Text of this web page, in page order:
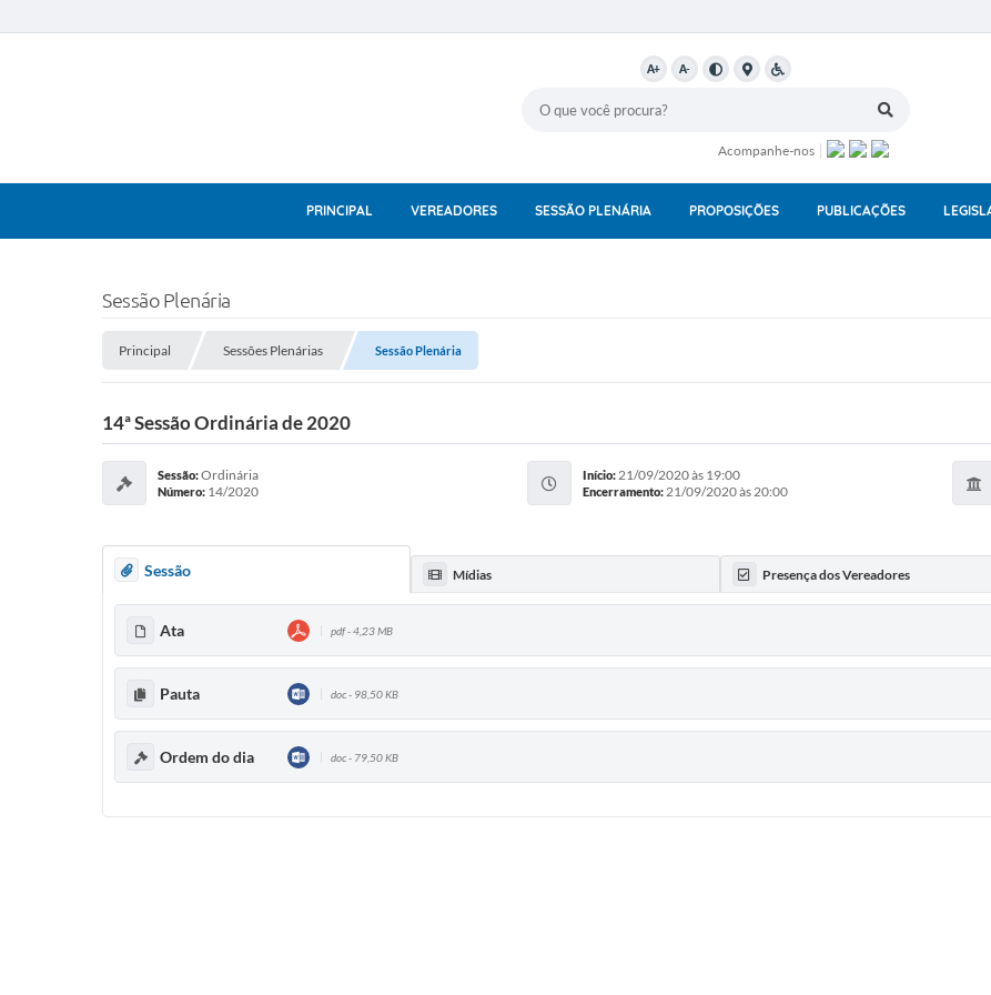
A+ A-
Acompanhe-nos
PRINCIPAL VEREADORES SESSÃO PLENÁRIA PROPOSIÇÕES PUBLICAÇÕES
Sessão Plenária
Principal Sessões Plenárias Sessão Plenária
14ª Sessão Ordinária de 2020
Sessão:Ordinária
Número: 14/2020
Início:21/09/2020 às 19:00
Encerramento:21/09/2020 às 20:00
Sessão Mídias Presença dos Vereadores
Ata pdf - 4,23 MB
Pauta doc - 98,50 KB
Ordem do dia doc - 79,50 KB